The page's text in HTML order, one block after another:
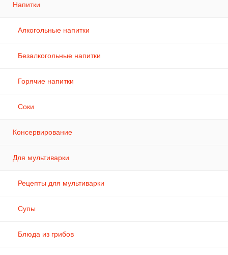
Напитки
Алкогольные напитки
Безалкогольные напитки
Горячие напитки
Соки
Консервирование
Для мультиварки
Рецепты для мультиварки
Супы
Блюда из грибов